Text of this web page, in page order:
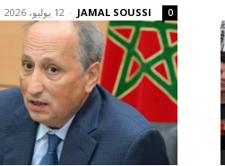
JAMAL SOUSSI
- 12 يوليو، 2026 0